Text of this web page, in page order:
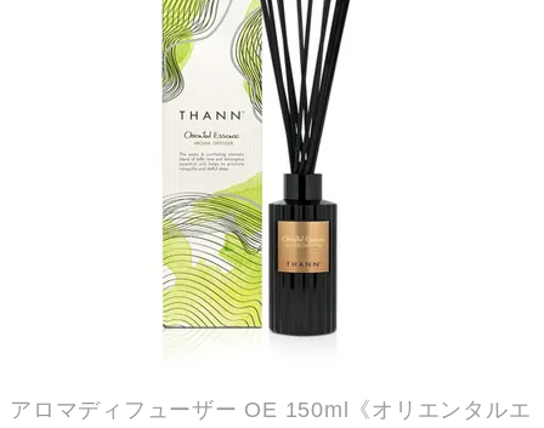
アロマディフューザー OE 150ml《オリエンタルエ